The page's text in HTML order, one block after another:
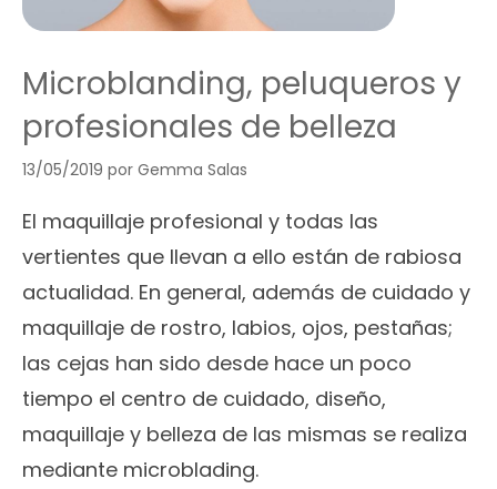
Microblanding, peluqueros y
profesionales de belleza
13/05/2019 por Gemma Salas
El maquillaje profesional y todas las
vertientes que llevan a ello están de rabiosa
actualidad. En general, además de cuidado y
maquillaje de rostro, labios, ojos, pestañas;
las cejas han sido desde hace un poco
tiempo el centro de cuidado, diseño,
maquillaje y belleza de las mismas se realiza
mediante microblading.